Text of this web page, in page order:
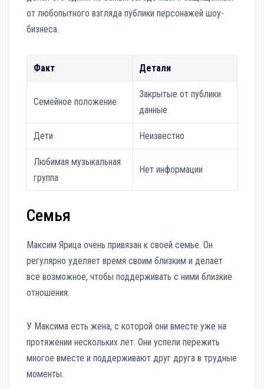
от любопытного взгляда публики персонажей шоу-
бизнеса.
Факт Детали
Семейное положение
Закрытые от публики
данные
Дети Неизвестно
Любимая музыкальная
группа
Нет информации
Семья
Максим Ярица очень привязан к своей семье. Он
регулярно уделяет время своим близким и делает
все возможное, чтобы поддерживать с ними близкие
отношения.
У Максима есть жена, с которой они вместе уже на
протяжении нескольких лет. Они успели пережить
многое вместе и поддерживают друг друга в трудные
моменты.